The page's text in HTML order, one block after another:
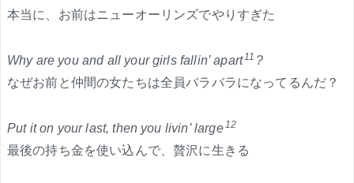
本当に、お前はニューオーリンズでやりすぎた
Why are you and all your girls fallin’ apart11 ?
なぜお前と仲間の女たちは全員バラバラになってるんだ？
Put it on your last, then you livin’ large12
最後の持ち金を使い込んで、贅沢に生きる